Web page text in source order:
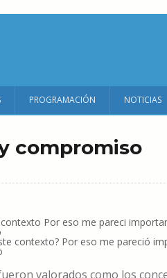
PROGRAMACIÓN NOTICIAS
compromiso
contexto? Por eso me pareció
valorados como los